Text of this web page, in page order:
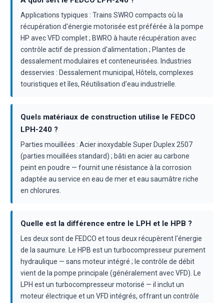
Applications typiques : Trains SWRO compacts où la
récupération d'énergie motorisée est préférée à la pompe
HP avec VFD complet ; BWRO à haute récupération avec
contrôle actif de pression d'alimentation ; Plantes de
dessalement modulaires et conteneurisées. Industries
desservies : Dessalement municipal, Hôtels, complexes
touristiques et îles, Réutilisation d'eau industrielle.
Quels matériaux de construction utilise le FEDCO
LPH-240 ?
Parties mouillées : Acier inoxydable Super Duplex 2507
(parties mouillées standard) ; bâti en acier au carbone
peint en poudre — fournit une résistance à la corrosion
adaptée au service en eau de mer et eau saumâtre riche
en chlorures.
Quelle est la différence entre le LPH et le HPB ?
Les deux sont de FEDCO et tous deux récupèrent l'énergie
de la saumure. Le HPB est un turbocompresseur purement
hydraulique — sans moteur intégré ; le contrôle de débit
vient de la pompe principale (généralement avec VFD). Le
LPH est un turbocompresseur motorisé — il inclut un
moteur électrique et un VFD intégrés, offrant un contrôle